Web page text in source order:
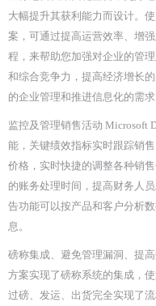
大幅提升其获利能力而设计。
案，可通过提高运营效率、增
程，来帮助您加强对企业的管
和综合竞争力，提高经济增长
的企业管理和推进信息化的需求
监控及管理销售活动 Microsoft
能，关键绩效指标实时跟踪销
价格，实时快捷的调整各种销
的账务处理时间，提高财务人
告功能可以按产品和客户分析
息。
磅称集成、避免管理漏洞、提
方案实现了磅称系统的集成，
过磅、发运、出货完全实现了